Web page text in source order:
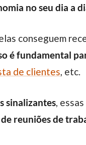
no seu dia a
conseguem
é fundamental
de clientes, etc.
sinalizantes,
reuniões de